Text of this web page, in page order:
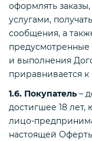
оформлять
услугами,
сообщения, а
и выполнения
приравнивается
1.6. Покупатель –
достигшее 18
лицо-
настоящей